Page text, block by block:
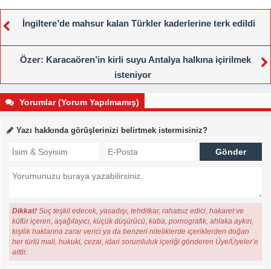
İngiltere’de mahsur kalan Türkler kaderlerine terk edildi
Özer: Karacaören’in kirli suyu Antalya halkına içirilmek
isteniyor
Yorumlar (Yorum Yapılmamış)
Yazı hakkında görüşlerinizi belirtmek istermisiniz?
Dikkat! Suç teşkil edecek, yasadışı, tehditkar, rahatsız edici, hakaret ve
küfür içeren, aşağılayıcı, küçük düşürücü, kaba, pornografik, ahlaka aykırı,
kişilik haklarına zarar verici ya da benzeri niteliklerde içeriklerden doğan
her türlü mali, hukuki, cezai, idari sorumluluk içeriği gönderen Üye/Üyeler’e
aittir.